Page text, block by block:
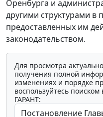
Оренбурга и
другими структурами в
предоставленных им
законодательством.
Для просмотра
получения полной
изменениях и порядке
воспользуйтесь
ГАРАНТ: